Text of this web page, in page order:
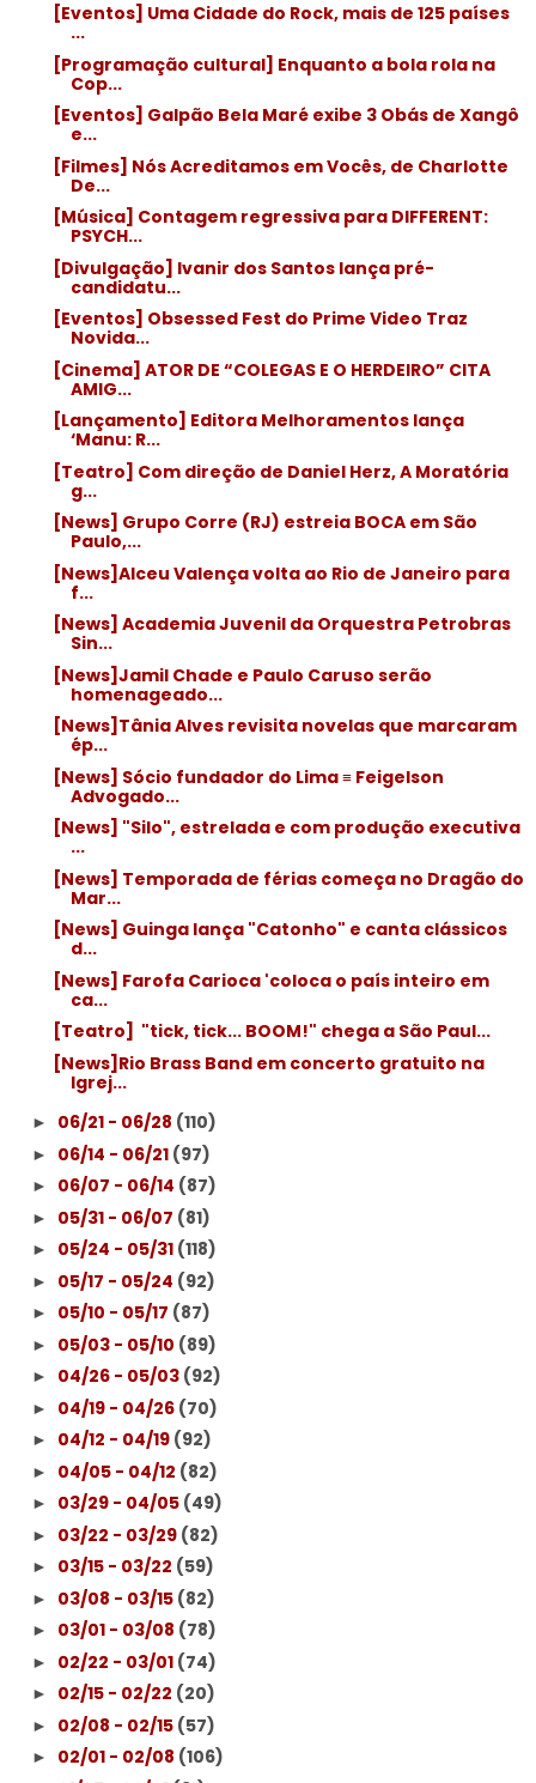
[Eventos] Uma Cidade do Rock, mais de 125 países
...
[Programação cultural] Enquanto a bola rola na
Cop...
[Eventos] Galpão Bela Maré exibe 3 Obás de Xangô
e...
[Filmes] Nós Acreditamos em Vocês, de Charlotte
De...
[Música] Contagem regressiva para DIFFERENT:
PSYCH...
[Divulgação] Ivanir dos Santos lança pré-
candidatu...
[Eventos] Obsessed Fest do Prime Video Traz
Novida...
[Cinema] ATOR DE “COLEGAS E O HERDEIRO” CITA
AMIG...
[Lançamento] Editora Melhoramentos lança
‘Manu: R...
[Teatro] Com direção de Daniel Herz, A Moratória
g...
[News] Grupo Corre (RJ) estreia BOCA em São
Paulo,...
[News]Alceu Valença volta ao Rio de Janeiro para
f...
[News] Academia Juvenil da Orquestra Petrobras
Sin...
[News]Jamil Chade e Paulo Caruso serão
homenageado...
[News]Tânia Alves revisita novelas que marcaram
ép...
[News] Sócio fundador do Lima ≡ Feigelson
Advogado...
[News] "Silo", estrelada e com produção executiva
...
[News] Temporada de férias começa no Dragão do
Mar...
[News] Guinga lança "Catonho" e canta clássicos
d...
[News] Farofa Carioca 'coloca o país inteiro em
ca...
[Teatro] ­ "tick, tick... BOOM!" chega a São Paul...
[News]Rio Brass Band em concerto gratuito na
Igrej...
► 06/21 - 06/28 (110)
► 06/14 - 06/21 (97)
► 06/07 - 06/14 (87)
► 05/31 - 06/07 (81)
► 05/24 - 05/31 (118)
► 05/17 - 05/24 (92)
► 05/10 - 05/17 (87)
► 05/03 - 05/10 (89)
► 04/26 - 05/03 (92)
► 04/19 - 04/26 (70)
► 04/12 - 04/19 (92)
► 04/05 - 04/12 (82)
► 03/29 - 04/05 (49)
► 03/22 - 03/29 (82)
► 03/15 - 03/22 (59)
► 03/08 - 03/15 (82)
► 03/01 - 03/08 (78)
► 02/22 - 03/01 (74)
► 02/15 - 02/22 (20)
► 02/08 - 02/15 (57)
► 02/01 - 02/08 (106)